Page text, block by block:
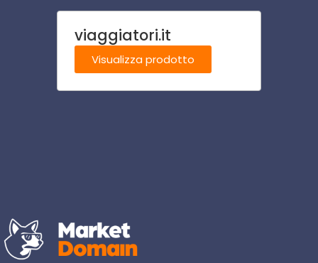
viaggiatori.it
Visualizza prodotto